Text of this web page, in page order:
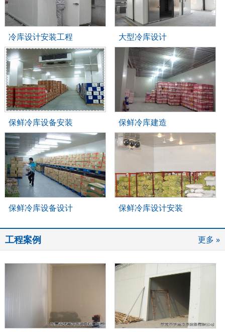
冷库设计安装工程 大型冷库设计
保鲜冷库设备安装 保鲜冷库建造
保鲜冷库设备设计 保鲜冷库设计安装
工程案例 更多 »